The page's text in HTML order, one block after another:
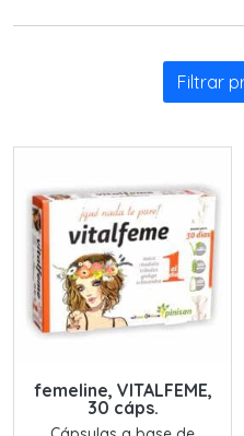
Filtrar
femeline, VITALFEME,
30 cáps.